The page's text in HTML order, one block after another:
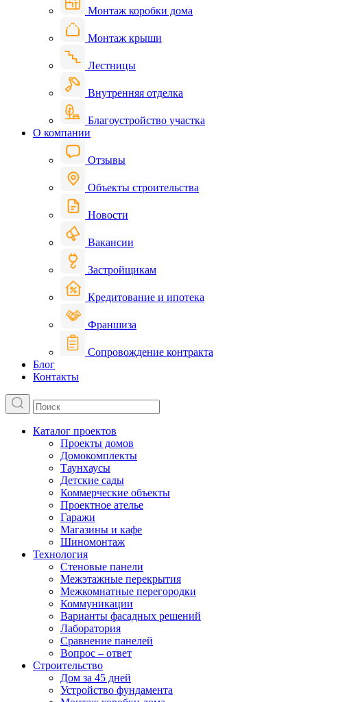
Монтаж коробки дома
Монтаж крыши
Лестницы
Внутренняя отделка
Благоустройство участка
О компании
Отзывы
Объекты строительства
Новости
Вакансии
Застройщикам
Кредитование и ипотека
Франшиза
Сопровождение контракта
Блог
Контакты
Каталог проектов
Проекты домов
Домокомплекты
Таунхаусы
Детские сады
Коммерческие объекты
Проектное ателье
Гаражи
Магазины и кафе
Шиномонтаж
Технология
Стеновые панели
Межэтажные перекрытия
Межкомнатные перегородки
Коммуникации
Варианты фасадных решений
Лаборатория
Сравнение панелей
Вопрос – ответ
Строительство
Дом за 45 дней
Устройство фундамента